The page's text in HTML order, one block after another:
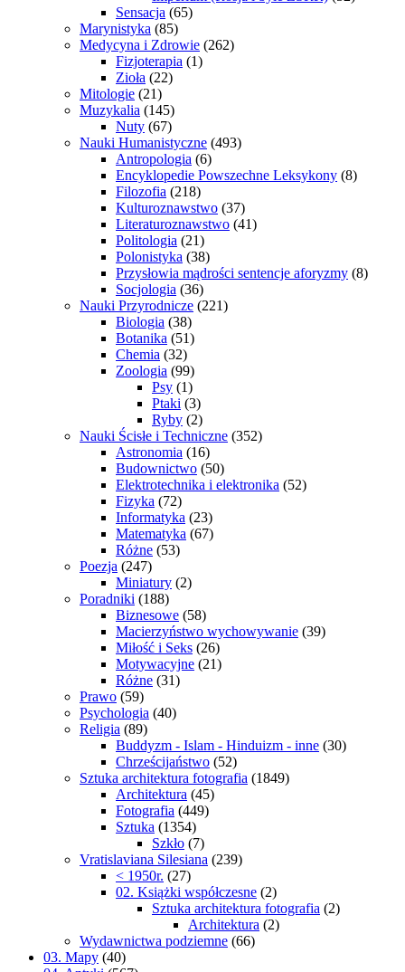
Sensacja (65)
Marynistyka (85)
Medycyna i Zdrowie (262)
Fizjoterapia (1)
Zioła (22)
Mitologie (21)
Muzykalia (145)
Nuty (67)
Nauki Humanistyczne (493)
Antropologia (6)
Encyklopedie Powszechne Leksykony (8)
Filozofia (218)
Kulturoznawstwo (37)
Literaturoznawstwo (41)
Politologia (21)
Polonistyka (38)
Przysłowia mądrości sentencje aforyzmy (8)
Socjologia (36)
Nauki Przyrodnicze (221)
Biologia (38)
Botanika (51)
Chemia (32)
Zoologia (99)
Psy (1)
Ptaki (3)
Ryby (2)
Nauki Ścisłe i Techniczne (352)
Astronomia (16)
Budownictwo (50)
Elektrotechnika i elektronika (52)
Fizyka (72)
Informatyka (23)
Matematyka (67)
Różne (53)
Poezja (247)
Miniatury (2)
Poradniki (188)
Biznesowe (58)
Macierzyństwo wychowywanie (39)
Miłość i Seks (26)
Motywacyjne (21)
Różne (31)
Prawo (59)
Psychologia (40)
Religia (89)
Buddyzm - Islam - Hinduizm - inne (30)
Chrześcijaństwo (52)
Sztuka architektura fotografia (1849)
Architektura (45)
Fotografia (449)
Sztuka (1354)
Szkło (7)
Vratislaviana Silesiana (239)
< 1950r. (27)
02. Książki współczesne (2)
Sztuka architektura fotografia (2)
Architektura (2)
Wydawnictwa podziemne (66)
03. Mapy (40)